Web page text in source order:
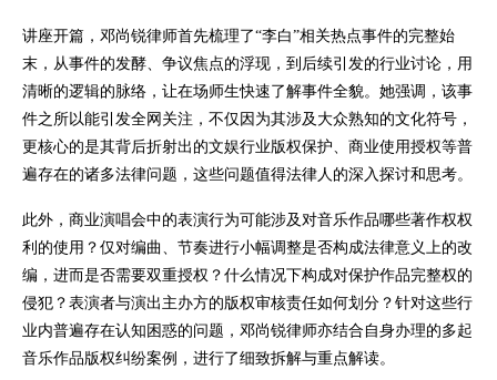
讲座开篇，邓尚锐律师首先梳理了“李白”相关热点事件的完整始
末，从事件的发酵、争议焦点的浮现，到后续引发的行业讨论，用
清晰的逻辑的脉络，让在场师生快速了解事件全貌。她强调，该事
件之所以能引发全网关注，不仅因为其涉及大众熟知的文化符号，
更核心的是其背后折射出的文娱行业版权保护、商业使用授权等普
遍存在的诸多法律问题，这些问题值得法律人的深入探讨和思考。
此外，商业演唱会中的表演行为可能涉及对音乐作品哪些著作权权
利的使用？仅对编曲、节奏进行小幅调整是否构成法律意义上的改
编，进而是否需要双重授权？什么情况下构成对保护作品完整权的
侵犯？表演者与演出主办方的版权审核责任如何划分？针对这些行
业内普遍存在认知困惑的问题，邓尚锐律师亦结合自身办理的多起
音乐作品版权纠纷案例，进行了细致拆解与重点解读。